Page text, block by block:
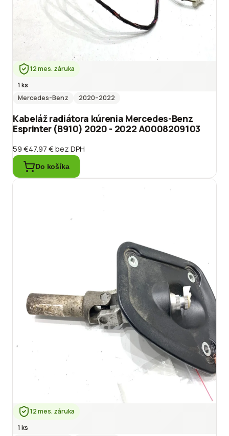
12 mes. záruka
1 ks
Mercedes-Benz
2020–2022
Kabeláž radiátora kúrenia Mercedes-Benz
Esprinter (B910) 2020 - 2022 A0008209103
59 €47.97 €bez DPH
Do košíka
12 mes. záruka
1 ks